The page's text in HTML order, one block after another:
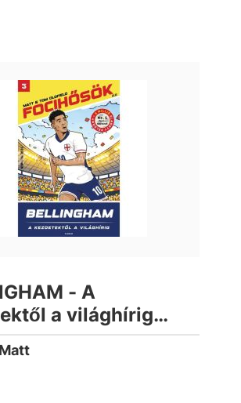
- A
a világhírig
2.0)